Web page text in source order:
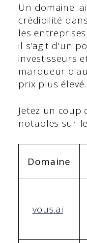
Un domaine
crédibilité
les
il s'agit d'un
investisseurs
marqueur
prix plus élevé.
Jetez un coup
notables sur
Domaine
vous.ai